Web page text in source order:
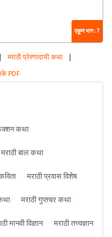
एकूण भाग : 7
| मराठी प्रेरणादायी कथा |
PDF
कथा
मराठी बाल कथा
मराठी प्रवास विशेष
मराठी गुप्तचर कथा
मानवी विज्ञान मराठी तत्त्वज्ञान